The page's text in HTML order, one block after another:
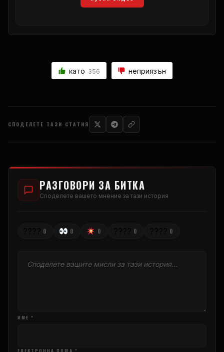
като 356 неприязън
СПОДЕЛЕТЕ ТАЗИ СТАТИЯ
РАЗГОВОРИ ЗА БИТКА
Споделете вашето мнение за тази история
0 0 0 0 0
ИМЕ *
ЕЛЕКТРОННА ПОЩА *